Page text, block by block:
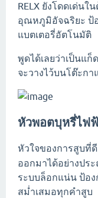
RELX ยังโดดเด่น
อุณหภูมิอัจฉริยะ ป้
แบตเตอรี่อัตโนมัติ
พูดได้เลยว่าเป็นแ
จะวางไว้บนโต๊ะก
หัวพอตบุหรี่ไฟ
หัวใจของการสูบที่
ออกมาได้อย่างปร
ระบบล็อกแน่น ป้อ
สม่ำเสมอทุกคำสูบ